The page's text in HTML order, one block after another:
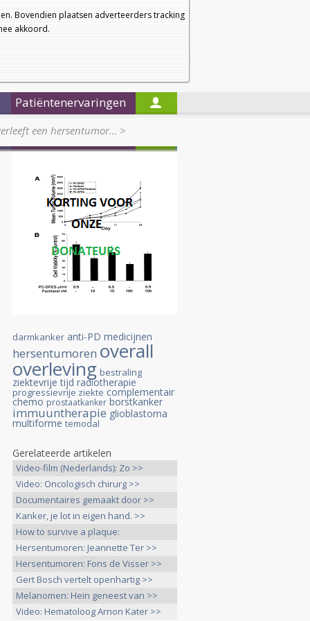
Bovendien plaatsen adverteerders tracking
akkoord.
a
a
Nieuwsbrief
Startpagina
Patiëntenervaringen
een hersentumor… >
darmkanker anti-PD medicijnen
hersentumoren overall
overleving bestraling
ziektevrije tijd radiotherapie
progressievrije ziekte complementair
chemo prostaatkanker borstkanker
immuuntherapie glioblastoma
multiforme temodal
Gerelateerde artikelen
Video-film (Nederlands): Zo >>
Video: Oncologisch chirurg >>
Documentaires gemaakt door >>
Kanker, je lot in eigen hand. >>
How to survive a plaque:
Documentaire >>
Hersentumoren: Jeannette Ter >>
Hersentumoren: Fons de Visser >>
Gert Bosch vertelt openhartig >>
Melanomen: Hein geneest van >>
Video: Hematoloog Arnon Kater >>